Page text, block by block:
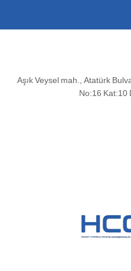
Aşık Veysel mah., Atatürk
No:16 Kat:10